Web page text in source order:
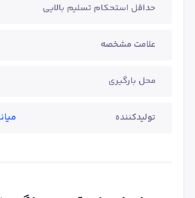
حداقل استحکام تسلیم بالایی
علامت مشخصه
محل بارگیری
تولیدکننده